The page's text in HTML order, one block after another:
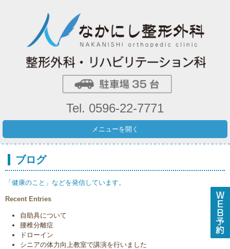
Tel. 0596-22-7771
メニューを開く
ブログ
「健康のこと」などを発信しています。
Recent Entries
自助具について
腰椎分離症
ドローイン
シニアの体力向上教室で講演を行いました